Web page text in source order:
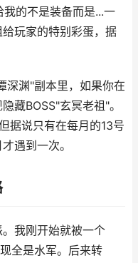
的不是装备而是...一
玩家的特别彩蛋，据
深渊"副本里，如果你在
藏BOSS"玄冥老祖"。
据说只有在每月的13号
遇到一次。
我刚开始就被一个
全是水军。后来转